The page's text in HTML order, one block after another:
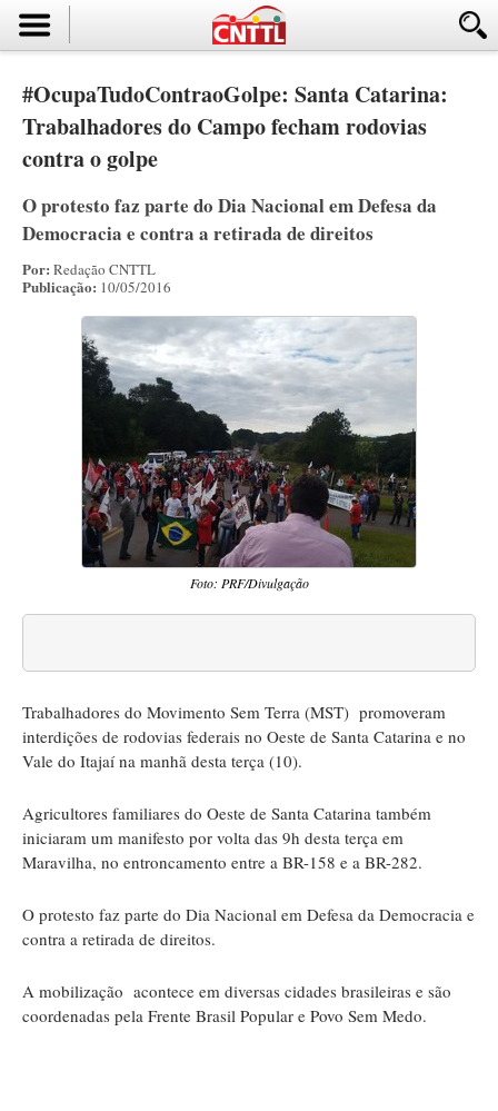
#OcupaTudoContraoGolpe: Santa Catarina:
Trabalhadores do Campo fecham rodovias
contra o golpe
O protesto faz parte do Dia Nacional em Defesa da
Democracia e contra a retirada de direitos
Por: Redação CNTTL
Publicação: 10/05/2016
Foto: PRF/Divulgação
Trabalhadores do Movimento Sem Terra (MST) promoveram
interdições de rodovias federais no Oeste de Santa Catarina e no
Vale do Itajaí na manhã desta terça (10).
Agricultores familiares do Oeste de Santa Catarina também
iniciaram um manifesto por volta das 9h desta terça em
Maravilha, no entroncamento entre a BR-158 e a BR-282.
O protesto faz parte do Dia Nacional em Defesa da Democracia e
contra a retirada de direitos.
A mobilização acontece em diversas cidades brasileiras e são
coordenadas pela Frente Brasil Popular e Povo Sem Medo.